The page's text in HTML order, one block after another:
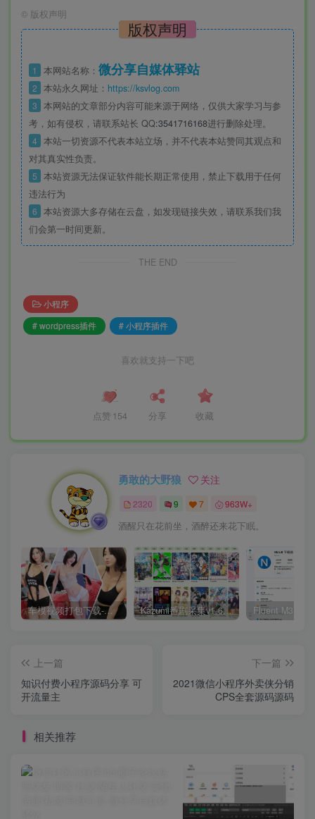
© 版权声明
版权声明
1 本网站名称： 微分享自媒体驿站
2 本站永久网址： https://ksvlog.com
3 本网站的文章部分内容可能来源于网络，仅供大家学习与参
考，如有侵权，请联系站长 QQ:3541716168进行删除处理。
4 本站一切资源不代表本站立场，并不代表本站赞同其观点和
对其真实性负责。
5 本站资源无法保证软件能长期正常使用，禁止下载用于任何
违法行为
6 本站资源大多存储在云盘，如发现链接失效，请联系我们我
们会第一时间更新。
THE END
小程序
# wordpress插件
# 小程序插件
喜欢就支持一下吧
点赞 154 分享 收藏
勇敢的大野狼 关注
2320 9 7 963W+
酒醒只在花前坐，酒醉还来花下眠。
车模视频打包下载-高清无水印版 Kazumi番剧采集v1.6.9：支持自定义规则+在线观看+弹幕，跨平台下载
上一篇
知识付费小程序源码分享 可
开流量主
下一篇
2021微信小程序外卖侠分销
CPS全套源码源码
相关推荐